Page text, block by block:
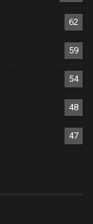
62
59
54
48
47